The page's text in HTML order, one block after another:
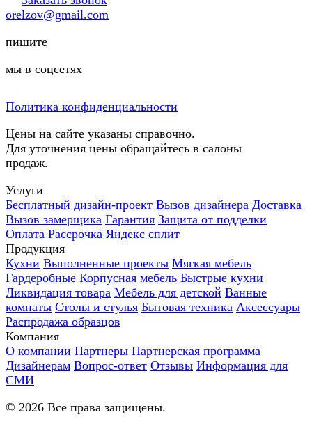
orelzov@gmail.com
пишите
мы в соцсетях
Политика конфиденциальности
Цены на сайте указаны справочно.
Для уточнения цены обращайтесь в салоны
продаж.
Услуги
Бесплатный дизайн-проект Вызов дизайнера Доставка
Вызов замерщика Гарантия Защита от подделки
Оплата Рассрочка Яндекс сплит
Продукция
Кухни Выполненные проекты Мягкая мебель
Гардеробные Корпусная мебель Быстрые кухни
Ликвидация товара Мебель для детской Ванные
комнаты Столы и стулья Бытовая техника Аксессуары
Распродажа образцов
Компания
О компании Партнеры Партнерская программа
Дизайнерам Вопрос-ответ Отзывы Информация для
СМИ
© 2026 Все права защищены.